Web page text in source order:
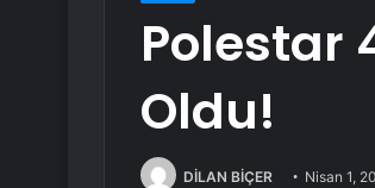
Polestar
Oldu!
DİLAN BİÇER Nisan 1,